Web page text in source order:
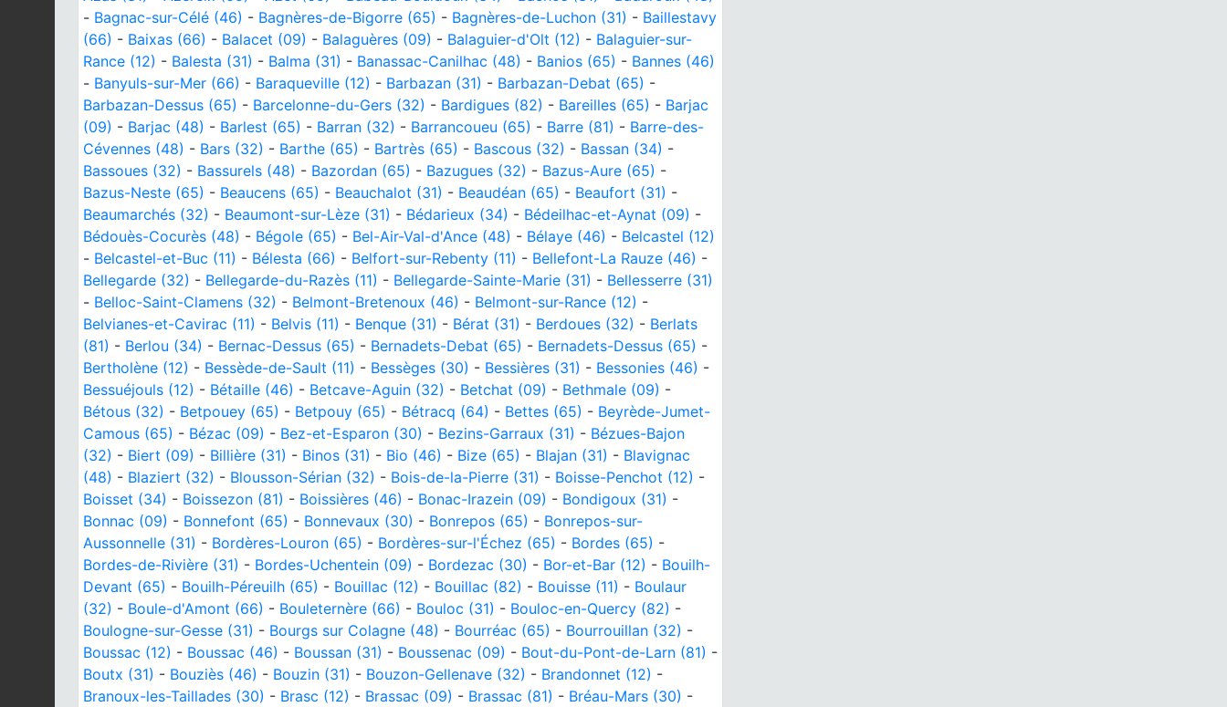
- Bagnac-sur-Célé (46) - Bagnères-de-Bigorre (65) - Bagnères-de-Luchon (31) - Baillestavy
(66) - Baixas (66) - Balacet (09) - Balaguères (09) - Balaguier-d'Olt (12) - Balaguier-sur-
Rance (12) - Balesta (31) - Balma (31) - Banassac-Canilhac (48) - Banios (65) - Bannes (46)
- Banyuls-sur-Mer (66) - Baraqueville (12) - Barbazan (31) - Barbazan-Debat (65) -
Barbazan-Dessus (65) - Barcelonne-du-Gers (32) - Bardigues (82) - Bareilles (65) - Barjac
(09) - Barjac (48) - Barlest (65) - Barran (32) - Barrancoueu (65) - Barre (81) - Barre-des-
Cévennes (48) - Bars (32) - Barthe (65) - Bartrès (65) - Bascous (32) - Bassan (34) -
Bassoues (32) - Bassurels (48) - Bazordan (65) - Bazugues (32) - Bazus-Aure (65) -
Bazus-Neste (65) - Beaucens (65) - Beauchalot (31) - Beaudéan (65) - Beaufort (31) -
Beaumarchés (32) - Beaumont-sur-Lèze (31) - Bédarieux (34) - Bédeilhac-et-Aynat (09) -
Bédouès-Cocurès (48) - Bégole (65) - Bel-Air-Val-d'Ance (48) - Bélaye (46) - Belcastel (12)
- Belcastel-et-Buc (11) - Bélesta (66) - Belfort-sur-Rebenty (11) - Bellefont-La Rauze (46) -
Bellegarde (32) - Bellegarde-du-Razès (11) - Bellegarde-Sainte-Marie (31) - Bellesserre (31)
- Belloc-Saint-Clamens (32) - Belmont-Bretenoux (46) - Belmont-sur-Rance (12) -
Belvianes-et-Cavirac (11) - Belvis (11) - Benque (31) - Bérat (31) - Berdoues (32) - Berlats
(81) - Berlou (34) - Bernac-Dessus (65) - Bernadets-Debat (65) - Bernadets-Dessus (65) -
Bertholène (12) - Bessède-de-Sault (11) - Bessèges (30) - Bessières (31) - Bessonies (46) -
Bessuéjouls (12) - Bétaille (46) - Betcave-Aguin (32) - Betchat (09) - Bethmale (09) -
Bétous (32) - Betpouey (65) - Betpouy (65) - Bétracq (64) - Bettes (65) - Beyrède-Jumet-
Camous (65) - Bézac (09) - Bez-et-Esparon (30) - Bezins-Garraux (31) - Bézues-Bajon
(32) - Biert (09) - Billière (31) - Binos (31) - Bio (46) - Bize (65) - Blajan (31) - Blavignac
(48) - Blaziert (32) - Blousson-Sérian (32) - Bois-de-la-Pierre (31) - Boisse-Penchot (12) -
Boisset (34) - Boissezon (81) - Boissières (46) - Bonac-Irazein (09) - Bondigoux (31) -
Bonnac (09) - Bonnefont (65) - Bonnevaux (30) - Bonrepos (65) - Bonrepos-sur-
Aussonnelle (31) - Bordères-Louron (65) - Bordères-sur-l'Échez (65) - Bordes (65) -
Bordes-de-Rivière (31) - Bordes-Uchentein (09) - Bordezac (30) - Bor-et-Bar (12) - Bouilh-
Devant (65) - Bouilh-Péreuilh (65) - Bouillac (12) - Bouillac (82) - Bouisse (11) - Boulaur
(32) - Boule-d'Amont (66) - Bouleternère (66) - Bouloc (31) - Bouloc-en-Quercy (82) -
Boulogne-sur-Gesse (31) - Bourgs sur Colagne (48) - Bourréac (65) - Bourrouillan (32) -
Boussac (12) - Boussac (46) - Boussan (31) - Boussenac (09) - Bout-du-Pont-de-Larn (81) -
Boutx (31) - Bouziès (46) - Bouzin (31) - Bouzon-Gellenave (32) - Brandonnet (12) -
Branoux-les-Taillades (30) - Brasc (12) - Brassac (09) - Brassac (81) - Bréau-Mars (30) -